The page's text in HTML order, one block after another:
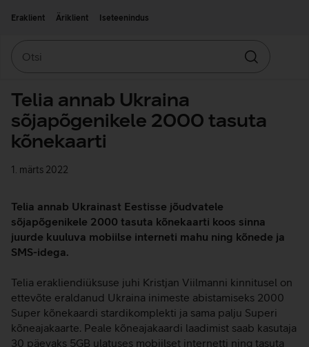
Eraklient
Äriklient Iseteenindus
Otsin
Telia annab Ukraina
sõjapõgenikele 2000 tasuta
kõnekaarti
1. märts 2022
Telia annab Ukrainast Eestisse jõudvatele
sõjapõgenikele 2000 tasuta kõnekaarti koos sinna
juurde kuuluva mobiilse interneti mahu ning kõnede ja
SMS-idega.
Telia erakliendiüksuse juhi Kristjan Viilmanni kinnitusel on
ettevõte eraldanud Ukraina inimeste abistamiseks 2000
Super kõnekaardi stardikomplekti ja sama palju Superi
kõneajakaarte. Peale kõneajakaardi laadimist saab kasutaja
30 päevaks 5GB ulatuses mobiilset internetti ning tasuta